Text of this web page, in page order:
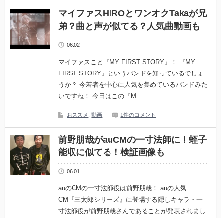
マイファスHIROとワンオクTakaが兄
弟？曲と声が似てる？人気曲動画も
06.02
マイファスこと『MY FIRST STORY』！ 『MY
FIRST STORY』というバンドを知っているでしょ
うか？ 今若者を中心に人気を集めているバンドみた
いですね！ 今日はこの『M…
おススメ ,動画 1件のコメント
前野朋哉がauCMの一寸法師に！蛭子
能収に似てる！検証画像も
06.01
auのCMの一寸法師役は前野朋哉！ auの人気
CM『三太郎シリーズ』に登場する隠しキャラ・一
寸法師役が前野朋哉さんであることが発表されまし